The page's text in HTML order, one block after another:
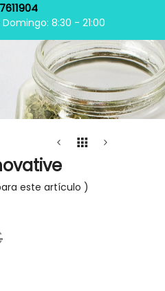
8:30 - 21:00
este artículo